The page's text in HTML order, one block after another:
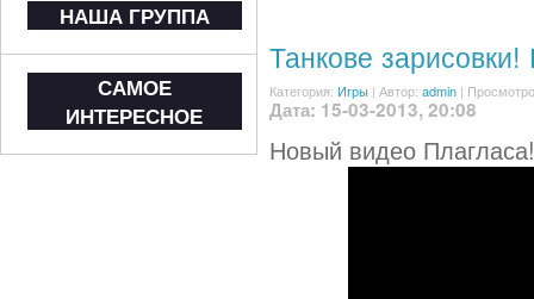
Танкове
Категория: Игры | Автор: admin |
Дата: 15-03-2013, 20:08
Новый видео Плагласа!
НАША ГРУППА
САМОЕ
ИНТЕРЕСНОЕ